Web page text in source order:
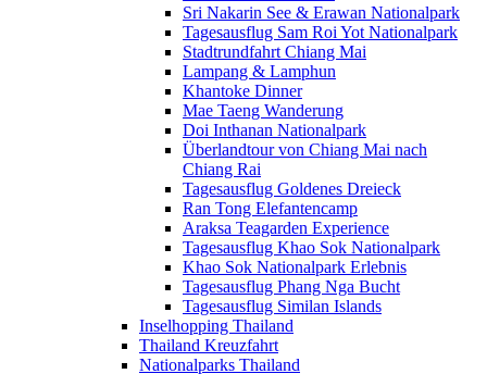
Sri Nakarin See & Erawan Nationalpark
Tagesausflug Sam Roi Yot Nationalpark
Stadtrundfahrt Chiang Mai
Lampang & Lamphun
Khantoke Dinner
Mae Taeng Wanderung
Doi Inthanan Nationalpark
Überlandtour von Chiang Mai nach
Chiang Rai
Tagesausflug Goldenes Dreieck
Ran Tong Elefantencamp
Araksa Teagarden Experience
Tagesausflug Khao Sok Nationalpark
Khao Sok Nationalpark Erlebnis
Tagesausflug Phang Nga Bucht
Tagesausflug Similan Islands
Inselhopping Thailand
Thailand Kreuzfahrt
Nationalparks Thailand